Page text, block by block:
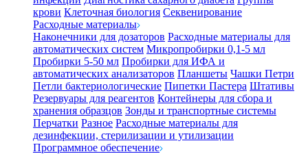
крови Клеточная биология Секвенирование
Расходные материалы
Наконечники для дозаторов Расходные материалы для
автоматических систем Микропробирки 0,1-5 мл
Пробирки 5-50 мл Пробирки для ИФА и
автоматических анализаторов Планшеты Чашки Петри
Петли бактериологические Пипетки Пастера Штативы
Резервуары для реагентов Контейнеры для сбора и
хранения образцов Зонды и транспортные системы
Перчатки Разное Расходные материалы для
дезинфекции, стерилизации и утилизации
Программное обеспечение